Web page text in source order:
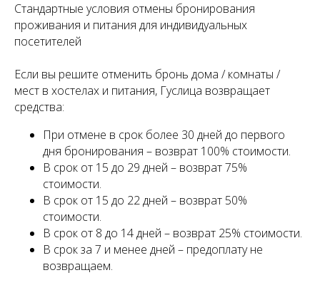
Стандартные условия отмены бронирования
проживания и питания для индивидуальных
посетителей
Если вы решите отменить бронь дома / комнаты /
мест в хостелах и питания, Гуслица возвращает
средства:
При отмене в срок более 30 дней до первого
дня бронирования – возврат 100% стоимости.
В срок от 15 до 29 дней – возврат 75%
стоимости.
В срок от 15 до 22 дней – возврат 50%
стоимости.
В срок от 8 до 14 дней – возврат 25% стоимости.
В срок за 7 и менее дней – предоплату не
возвращаем.